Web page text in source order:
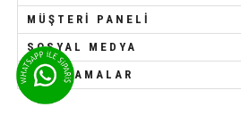
MÜŞTERI PANELI
SOSYAL MEDYA
UYGULAMALAR